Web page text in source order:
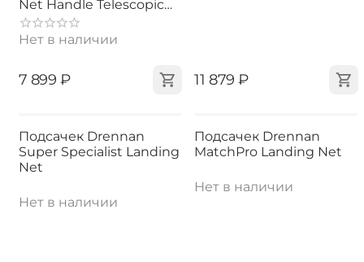
Net Handle Telescopic
3m
Нет в наличии
‍7 899‍ ₽ ‍11 879‍ ₽
Подсачек Drennan
Super Specialist Landing
Net
Нет в наличии
Подсачек Drennan
MatchPro Landing Net
Нет в наличии